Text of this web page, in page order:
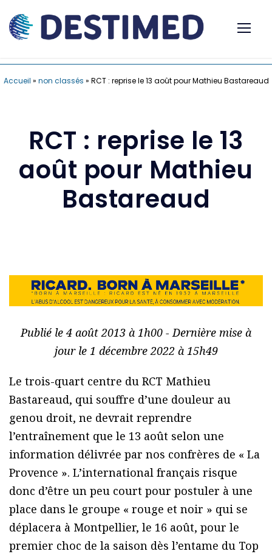
Accueil » non classés » RCT : reprise le 13 août pour Mathieu Bastareaud
RCT : reprise le 13
août pour Mathieu
Bastareaud
Publié le 4 août 2013 à 1h00 - Dernière mise à
jour le 1 décembre 2022 à 15h49
Le trois-quart centre du RCT Mathieu
Bastareaud, qui souffre d’une douleur au
genou droit, ne devrait reprendre
l’entraînement que le 13 août selon une
information délivrée par nos confrères de « La
Provence ». L’international français risque
donc d’être un peu court pour postuler à une
place dans le groupe « rouge et noir » qui se
déplacera à Montpellier, le 16 août, pour le
premier choc de la saison dès l’entame du Top